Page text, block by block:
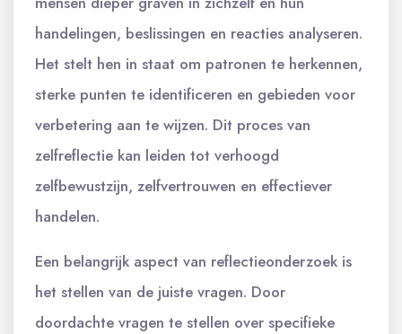
handelingen, beslissingen en reacties analyseren.
Het stelt hen in staat om patronen te herkennen,
sterke punten te identificeren en gebieden voor
verbetering aan te wijzen. Dit proces van
zelfreflectie kan leiden tot verhoogd
zelfbewustzijn, zelfvertrouwen en effectiever
handelen.
Een belangrijk aspect van reflectieonderzoek is
het stellen van de juiste vragen. Door
doordachte vragen te stellen over specifieke